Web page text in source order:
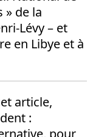
» de la
Lévy – et
en Libye et à
article,
:
pour